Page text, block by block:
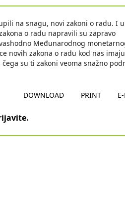
na snagu, novi zakoni o radu. I u
o radu napravili su zapravo
Međunarodnog
novih zakona o radu kod nas
su ti zakoni veoma snažno
DOWNLOAD PRINT
.